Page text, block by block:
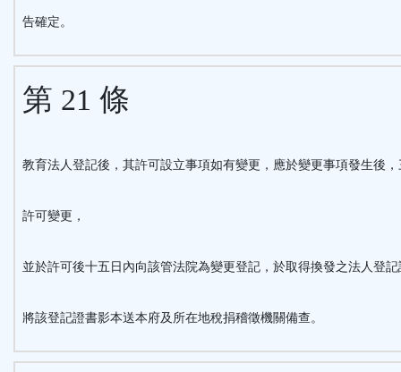
告確定。
第 21 條
教育法人登記後，其許可設立事項如有變更，應於變更事項發生後
許可變更，
並於許可後十五日內向該管法院為變更登記，於取得換發之法人登
將該登記證書影本送本府及所在地稅捐稽徵機關備查。